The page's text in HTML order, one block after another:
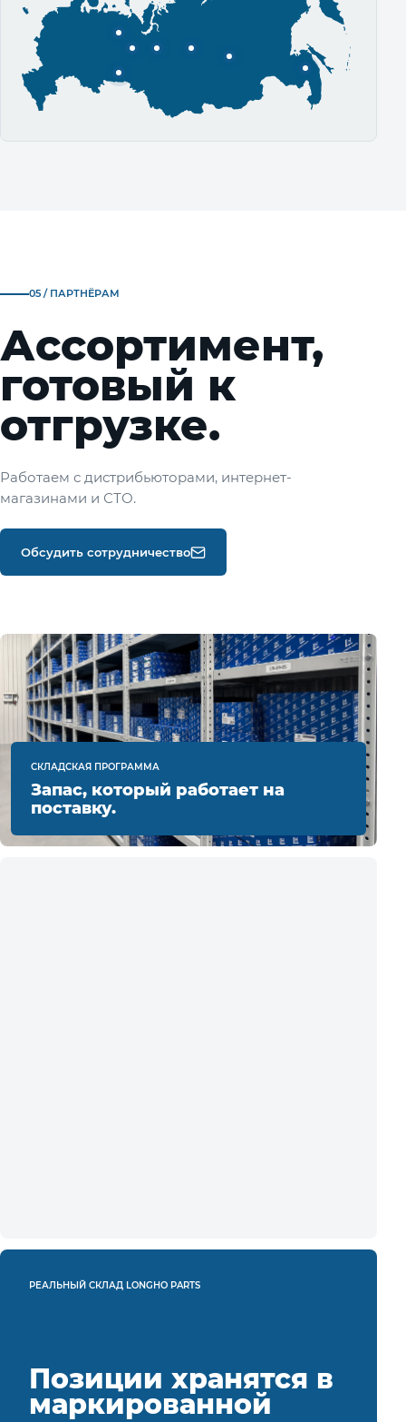
05 / ПАРТНЁРАМ
Ассортимент,
готовый к
отгрузке.
Работаем с дистрибьюторами, интернет-
магазинами и СТО.
Обсудить сотрудничество
СКЛАДСКАЯ ПРОГРАММА
Запас, который работает на
поставку.
РЕАЛЬНЫЙ СКЛАД LONGHO PARTS
Позиции хранятся в
маркированной